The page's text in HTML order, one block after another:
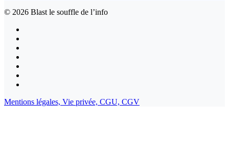
© 2026 Blast le souffle de l’info
Mentions légales, Vie privée, CGU, CGV